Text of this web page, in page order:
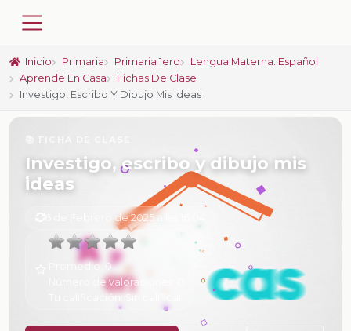
Inicio Primaria Primaria 1ero
Lengua Materna. Español
Aprende En Casa
Fichas De Clase
Investigo, Escribo Y Dibujo Mis Ideas
Investigo, escribo y dibujo mis
ideas
6 de Febrero de 2025 a las 16:04
Promedio: 0
Número de valoraciones:
Tu calificación: Sin calificar